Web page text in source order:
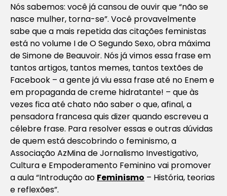
Nós sabemos: você já cansou de ouvir que “não se
nasce mulher, torna-se”. Você provavelmente
sabe que a mais repetida das citações feministas
está no volume I de O Segundo Sexo, obra máxima
de Simone de Beauvoir. Nós já vimos essa frase em
tantos artigos, tantos memes, tantos textões de
Facebook – a gente já viu essa frase até no Enem e
em propaganda de creme hidratante! – que às
vezes fica até chato não saber o que, afinal, a
pensadora francesa quis dizer quando escreveu a
célebre frase. Para resolver essas e outras dúvidas
de quem está descobrindo o feminismo, a
Associação AzMina de Jornalismo Investigativo,
Cultura e Empoderamento Feminino vai promover
a aula “Introdução ao Feminismo – História, teorias
e reflexões”.